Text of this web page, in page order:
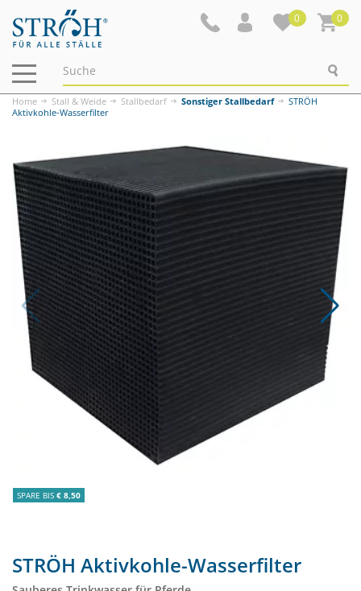
0 0
Navigation
ein-/ausblenden
Home Stall & Weide Stallbedarf Sonstiger Stallbedarf
STRÖH
Aktivkohle-Wasserfilter
SPARE BIS € 8,50
STRÖH Aktivkohle-Wasserfilter